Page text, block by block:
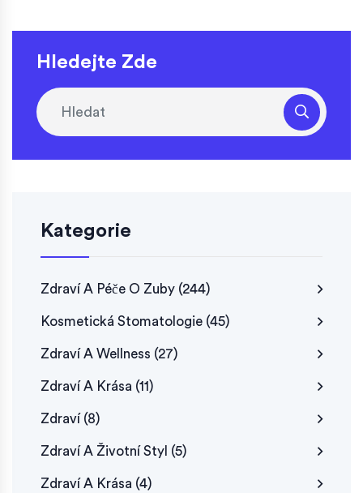
Hledejte Zde
Kategorie
Zdraví A Péče O Zuby (244)
Kosmetická Stomatologie (45)
Zdraví A Wellness (27)
Zdraví A Krása (11)
Zdraví (8)
Zdraví A Životní Styl (5)
Zdraví A Krása (4)